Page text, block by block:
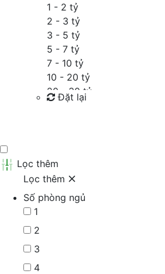
1 - 2 tỷ
2 - 3 tỷ
3 - 5 tỷ
5 - 7 tỷ
7 - 10 tỷ
10 - 20 tỷ
20 - 30 tỷ
30 - 40 tỷ
Đặt lại
Lọc thêm
Lọc thêm
Số phòng ngủ
1
2
3
4